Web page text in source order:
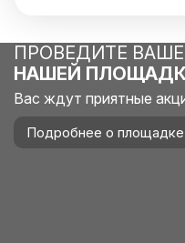
ПРОВЕДИТЕ
НАШЕЙ
Вас ждут приятные
Подробнее о площадке